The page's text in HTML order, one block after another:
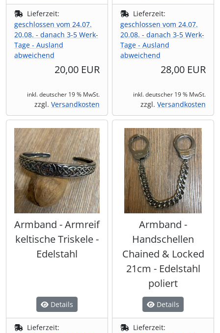
Lieferzeit:
geschlossen vom 24.07.
20.08. - danach 3-5 Werk-
Tage - Ausland
abweichend
20,00 EUR
inkl. deutscher 19 % MwSt.
zzgl. Versandkosten
Lieferzeit:
geschlossen vom 24.07.
20.08. - danach 3-5 Werk-
Tage - Ausland
abweichend
28,00 EUR
inkl. deutscher 19 % MwSt.
zzgl. Versandkosten
Armband - Armreif
keltische Triskele -
Edelstahl
Details
Lieferzeit:
Armband -
Handschellen
Chained & Locked
21cm - Edelstahl
poliert
Details
Lieferzeit: